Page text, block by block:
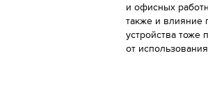
и офисных
также и влияние
устройства тоже
от